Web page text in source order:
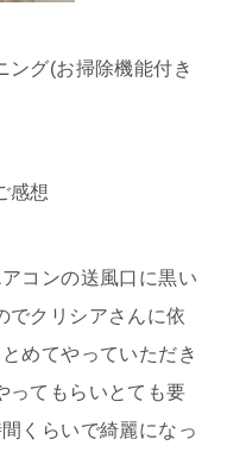
ング(お掃除機能付き
感想
コンの送風口に黒い
でクリシアさんに依
めてやっていただき
ってもらいとても要
くらいで綺麗になっ